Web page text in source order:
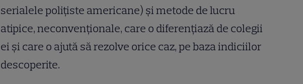
serialele polițiste americane) și metode de lucru
atipice, neconvenționale, care o diferențiază de colegii
ei și care o ajută să rezolve orice caz, pe baza indiciilor
descoperite.